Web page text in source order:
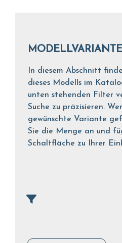
In diesem Abschnitt
dieses Modells im
unten stehenden Filter
Suche zu präzisieren.
gewünschte Variante
Sie die Menge an und
Schaltfläche zu Ihrer